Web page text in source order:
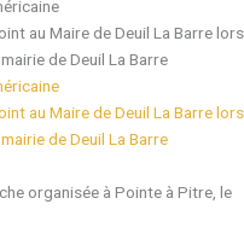
au Maire de Deuil La Barre lors
de Deuil La Barre
au Maire de Deuil La Barre lors
de Deuil La Barre
organisée à Pointe à Pitre, le